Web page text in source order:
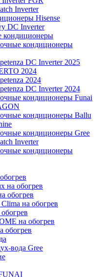
Inverter
Hisense
DC Inverter
кондиционеры
кондиционеры
DC Inverter 2025
2024
2024
DC Inverter 2024
кондиционеры Funai
кондиционеры Ballu
кондиционеры Gree
Inverter
кондиционеры
на обогрев
обогрев
на обогрев
на обогрев
обогрев
вода Gree